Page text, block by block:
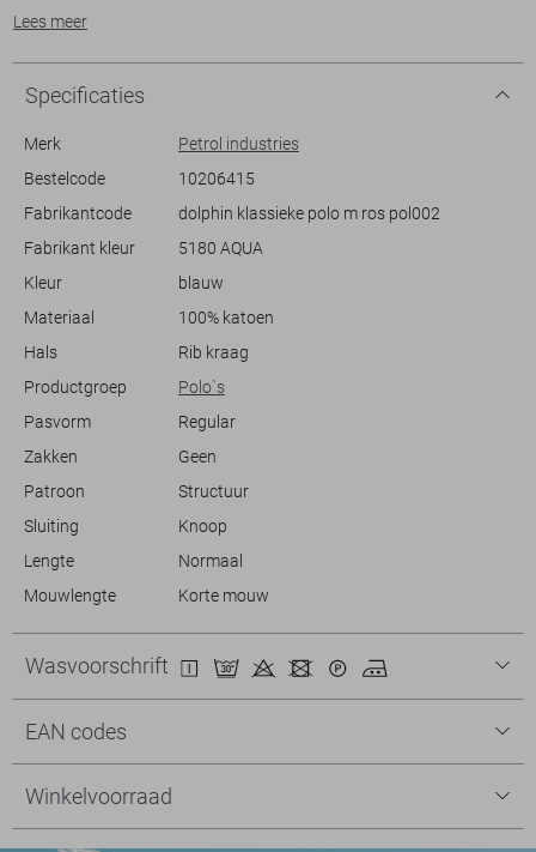
activiteiten. Met een regular fit en rib kraag geeft deze polo je een
tijdens een ontspannen weekend kunt dragen. De subtiele structuur
van de stof voegt net dat beetje extra detail toe, terwijl de
knoopsluiting een nette afwerking biedt.
De korte mouwen en normale lengte maken deze polo veelzijdig en
voor hoe je deze luchtige polo draagt op een zonnige dag,
gecombineerd met je favoriete jeans of shorts. Of je nu een dag op
kantoor doorbrengt of geniet van een zomerse barbecue, deze Petrol
kleine merklogo op de borst voegt een eenvoudig accent toe, dat de
tijdloze uitstraling van dit kledingstuk benadrukt.
Lees meer
Specificaties
Merk
Petrol industries
Bestelcode
10206415
Fabrikantcode
dolphin klassieke polo m ros pol002
Fabrikant kleur
5180 AQUA
Kleur
blauw
Materiaal
100% katoen
Hals
Rib kraag
Productgroep
Polo`s
Pasvorm
Regular
Zakken
Geen
Patroon
Structuur
Sluiting
Knoop
Lengte
Normaal
Mouwlengte
Korte mouw
Wasvoorschrift
EAN codes
Winkelvoorraad